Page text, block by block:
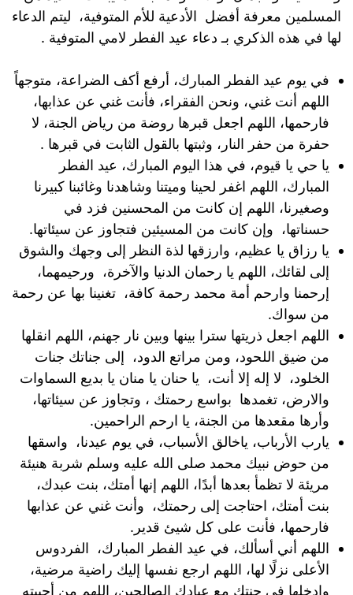
المسلمين معرفة أفضل الأدعية للأم المتوفية، ليتم الدعاء
لها في هذه الذكري بـ دعاء عيد الفطر لامي المتوفية .
في يوم عيد الفطر المبارك، أرفع أكف الضراعة، متوجهاً
اللهم أنت غني، ونحن الفقراء، فأنت غني عن عذابها،
فارحمها، اللهم اجعل قبرها روضة من رياض الجنة، لا
حفرة من حفر النار، وثبتها بالقول الثابت في قبرها .
يا حي يا قيوم، في هذا اليوم المبارك، عيد الفطر
المبارك، اللهم اغفر لحينا وميتنا وشاهدنا وغائبنا كبيرنا
وصغيرنا، اللهم إن كانت من المحسنين فزد في
حسناتها، وإن كانت من المسيئين فتجاوز عن سيئاتها.
يا رزاق يا عظيم، وارزقها لذة النظر إلى وجهك والشوق
إلى لقائك، اللهم يا رحمان الدنيا والآخرة، ورحيمهما،
إرحمنا وارحم أمة محمد رحمة كافة، تغنينا بها عن رحمة
من سواك.
اللهم اجعل ذريتها سترا بينها وبين نار جهنم، اللهم انقلها
من ضيق اللحود، ومن مراتع الدود، إلى جناتك جنات
الخلود، لا إله إلا أنت، يا حنان يا منان يا بديع السماوات
والارض، تغمدها بواسع رحمتك ، وتجاوز عن سيئاتها،
وأرها مقعدها من الجنة، يا ارحم الراحمين.
يارب الأرباب، ياخالق الأسباب، في يوم عيدنا، واسقها
من حوض نبيك محمد صلى الله عليه وسلم شربة هنيئة
مريئة لا تظمأ بعدها أبدًا، اللهم إنها أمتك، بنت عبدك،
بنت أمتك، احتاجت إلى رحمتك، وأنت غني عن عذابها
فارحمها، فأنت على كل شيئ قدير.
اللهم أني أسألك، في عيد الفطر المبارك، الفردوس
الأعلى نزلًا لها، اللهم ارجع نفسها إليك راضية مرضية،
وادخلها في جنتك مع عبادك الصالحين، اللهم من أحييته